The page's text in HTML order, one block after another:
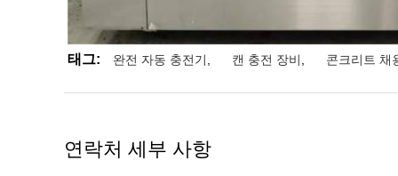
태그: 완전 자동 충전기 캔 충전 장비 콘크리트 채
연락처 세부 사항